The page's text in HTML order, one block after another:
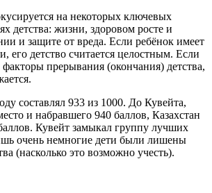
на некоторых ключевых
детства: жизни, здоровом росте и
и защите от вреда. Если ребёнок имеет
его детство считается целостным. Если
факторы прерывания (окончания) детства,
составлял 933 из 1000. До Кувейта,
и набравшего 940 баллов, Казахстан
Кувейт замыкал группу лучших
очень немногие дети были лишены
(насколько это возможно учесть).